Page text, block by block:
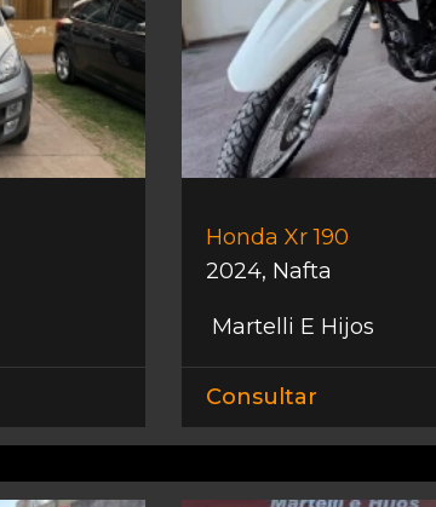
Honda Xr 190
2024, Nafta
Martelli E Hijos
Consultar